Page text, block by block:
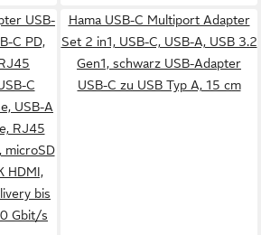
USB-
C PD,
C
USB-A
RJ45
microSD
HDMI,
bis
Gbit/s
Hama USB-C Multiport Adapter
Set 2 in1, USB-C, USB-A, USB 3.2
Gen1, schwarz USB-Adapter
USB-C zu USB Typ A, 15 cm